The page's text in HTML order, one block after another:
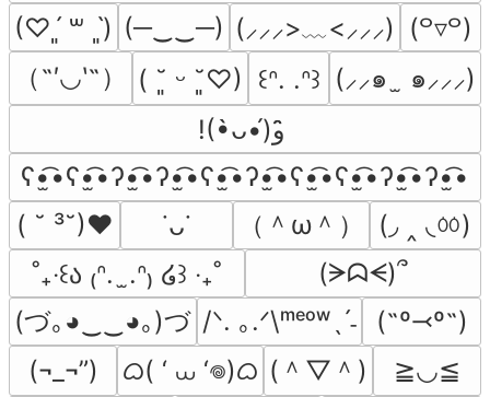
(♡ˊ͈ ꒳ ˋ͈) (─‿‿─) (⸝⸝⸝>﹏<⸝⸝⸝) (꒪▿꒪)
（˶′◡‵˶）
( ˘͈ ᵕ ˘͈♡) ꒰ᐢ. .ᐢ꒱ (⸝⸝๑  ̫ ๑⸝⸝⸝)
ʕ•̫͡•ʕ•̫͡•ʔ•̫͡•ʔ•̫͡•ʕ•̫͡•ʔ•̫͡•ʕ•̫͡•ʕ•̫͡•ʔ•̫͡•ʔ•̫͡•
( ˘ ³˘)♥
˙ᴗ˙ （＾ω＾）
(◞ ‸ ◟ㆀ)
˚₊‧꒰ა ₍ᐢ.  ̫.ᐢ₎ ໒꒱ ‧₊˚
(ᗒᗣᗕ)՞
(づ｡◕‿‿◕｡)づ /ᐠ. ｡.ᐟ\ᵐᵉᵒʷˎˊ˗
(˶º⤙º˶)
(¬_¬”)
ᜊ( ‘ ⩊ ‘𖦹)ᜊ (＾▽＾) ≧◡≦